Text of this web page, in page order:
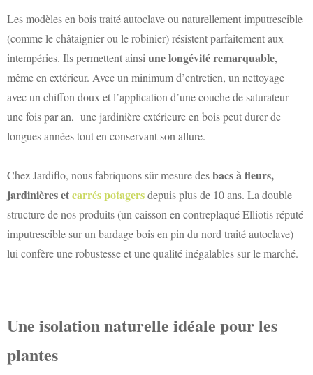
Les modèles en bois traité autoclave ou naturellement imputrescible
(comme le châtaignier ou le robinier) résistent parfaitement aux
intempéries. Ils permettent ainsi une longévité remarquable,
même en extérieur. Avec un minimum d’entretien, un nettoyage
avec un chiffon doux et l’application d’une couche de saturateur
une fois par an, une jardinière extérieure en bois peut durer de
longues années tout en conservant son allure.
Chez Jardiflo, nous fabriquons sûr-mesure desbacs à fleurs,
jardinières etcarrés potagersdepuis plus de 10 ans. La double
structure de nos produits (un caisson en contreplaqué Elliotis réputé
imputrescible sur un bardage bois en pin du nord traité autoclave)
lui confère une robustesse et une qualité inégalables sur le marché.
Une isolation naturelle idéale pour les
plantes